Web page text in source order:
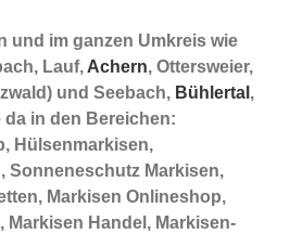
und im ganzen Umkreis wie
Lauf, Achern, Ottersweier,
und Seebach, Bühlertal ,
in den Bereichen:
Hülsenmarkisen,
Sonneneschutz Markisen,
Markisen Onlineshop,
Markisen Handel, Markisen-